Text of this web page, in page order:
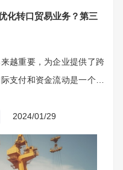
化转口贸易业务？第三
越重要，为企业提供了跨
支付和资金流动是一个复
2024/01/29